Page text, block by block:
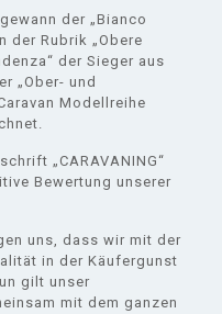
der „Bianco
der Rubrik „Obere
der Sieger aus
„Ober- und
Modellreihe
„CARAVANING“
Bewertung unserer
uns, dass wir mit der
in der Käufergunst
gilt unser
mit dem ganzen